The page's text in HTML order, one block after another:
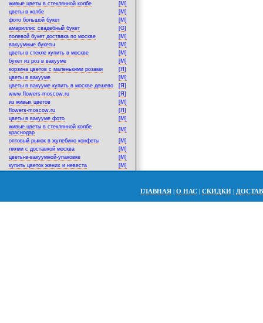
живые цветы в стеклянной колбе
[M]
цветы в колбе
[M]
фото большой букет
[M]
амариллис свадебный букет
[G]
полевой букет доставка по москве
[M]
вакуумные букеты
[M]
цветы в стекле купить в москве
[M]
букет из роз в вакууме
[M]
корзина цветов с маленькими розами
[Я]
цветы в вакууме
[M]
цветы в вакууме купить в москве дешево
[Я]
www.flowers-moscow.ru
[Я]
из живых цветов
[M]
flowers-moscow.ru
[Я]
цветы в вакууме фото
[M]
живые цветы в стеклянной колбе
краснодар
[M]
оптовый рынок в жулебино конфеты
[M]
лилии с доставкой москва
[M]
цветы-в-вакуумной-упаковке
[M]
купить цветок жених и невеста
[M]
ГЛАВНАЯ | О НАС | СКИДКИ |